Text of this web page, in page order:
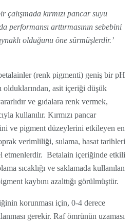
çalışmada kırmızı pancar suyu
performansı arttırmasının sebebini
olduğunu öne sürmüşlerdir.’
(renk pigmenti) geniş bir pH
olduklarından, asit içeriği düşük
ve gıdalara renk vermek,
kullanılır. Kırmızı pancar
ve pigment düzeylerini etkileyen en
verimliliği, sulama, hasat tarihleri
etmenlerdir. Betalain içeriğinde etkili
sıcaklığı ve saklamada kullanılan
kaybını azalttığı görülmüştür.
korunması için, 0-4 derece
gerekir. Raf ömrünün uzaması